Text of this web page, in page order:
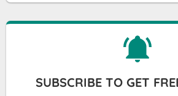
SUBSCRIBE TO GET